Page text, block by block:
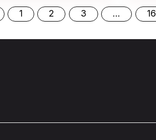
1 2 3 … 16